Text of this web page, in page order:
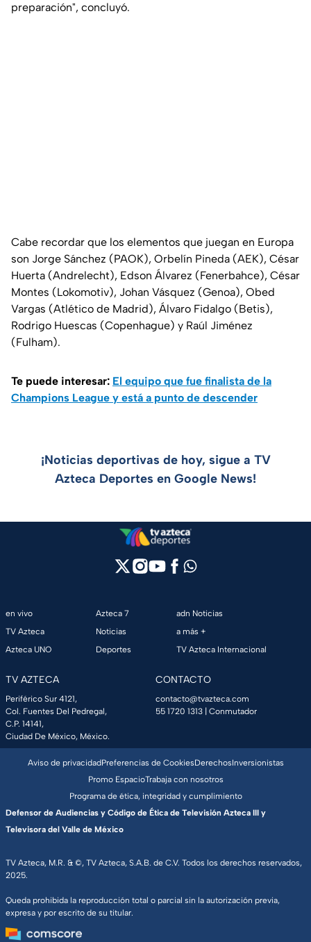
preparación", concluyó.
Cabe recordar que los elementos que juegan en Europa
son Jorge Sánchez (PAOK), Orbelín Pineda (AEK), César
Huerta (Andrelecht), Edson Álvarez (Fenerbahce), César
Montes (Lokomotiv), Johan Vásquez (Genoa), Obed
Vargas (Atlético de Madrid), Álvaro Fidalgo (Betis),
Rodrigo Huescas (Copenhague) y Raúl Jiménez
(Fulham).
Te puede interesar: El equipo que fue finalista de la
Champions League y está a punto de descender
¡Noticias deportivas de hoy, sigue a TV
Azteca Deportes en Google News!
en vivo
TV Azteca
Azteca UNO
Azteca 7
Noticias
Deportes
adn Noticias
a más +
TV Azteca Internacional
TV AZTECA
Periférico Sur 4121,
Col. Fuentes Del Pedregal,
C.P. 14141,
Ciudad De México, México.
CONTACTO
contacto@tvazteca.com
55 1720 1313 | Conmutador
TV Azteca, M.R. & ©, TV Azteca, S.A.B. de C.V. Todos los derechos reservados,
2025.
Queda prohibida la reproducción total o parcial sin la autorización previa,
expresa y por escrito de su titular.
Aviso de privacidadPreferencias de CookiesDerechosInversionistas
Promo EspacioTrabaja con nosotros
Programa de ética, integridad y cumplimiento
Defensor de Audiencias y Código de Ética de Televisión Azteca III y
Televisora del Valle de México